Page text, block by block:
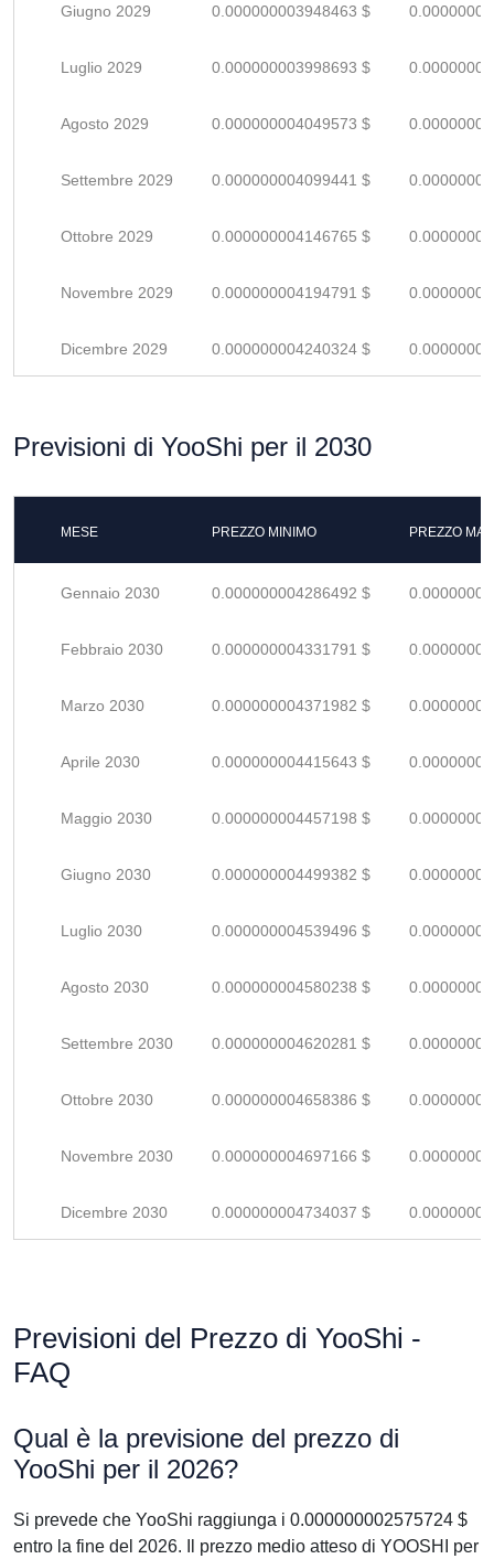
Giugno 2029 0.000000003948463 $
Luglio 2029 0.000000003998693 $
Agosto 2029 0.000000004049573 $
Settembre 2029 0.000000004099441 $
Ottobre 2029 0.000000004146765 $
Novembre 2029 0.000000004194791 $
Dicembre 2029 0.000000004240324 $
Previsioni di YooShi per il 2030
MESE PREZZO MINIMO PREZZO
Gennaio 2030 0.000000004286492 $
Febbraio 2030 0.000000004331791 $
Marzo 2030 0.000000004371982 $
Aprile 2030 0.000000004415643 $
Maggio 2030 0.000000004457198 $
Giugno 2030 0.000000004499382 $
Luglio 2030 0.000000004539496 $
Agosto 2030 0.000000004580238 $
Settembre 2030 0.000000004620281 $
Ottobre 2030 0.000000004658386 $
Novembre 2030 0.000000004697166 $
Dicembre 2030 0.000000004734037 $
Previsioni del Prezzo di YooShi -
FAQ
Qual è la previsione del prezzo di
YooShi per il 2026?
Si prevede che YooShi raggiunga i 0.000000002575724 $
entro la fine del 2026. Il prezzo medio atteso di YOOSHI per